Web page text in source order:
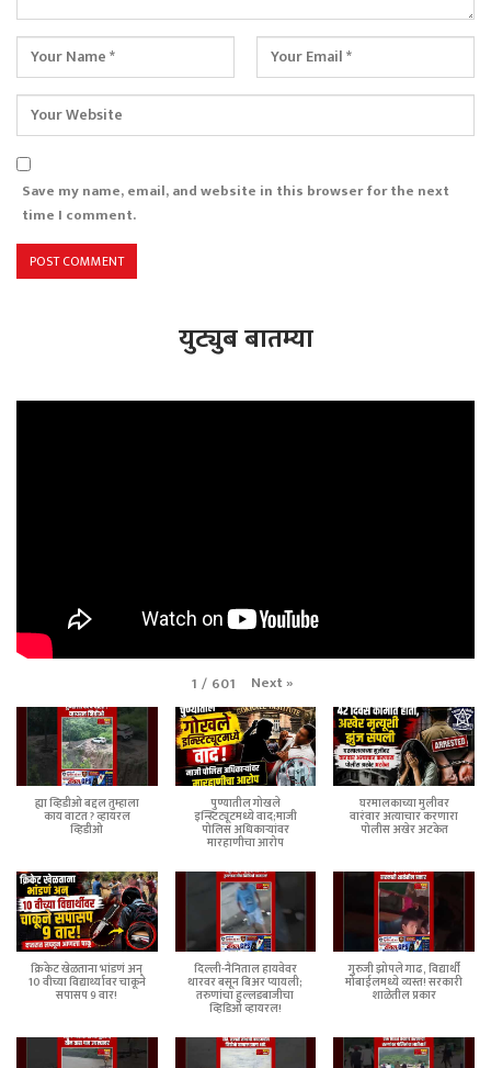
Save my name, email, and website in this browser for the next
time I comment.
युट्युब बातम्या
1 / 601 Next»
ह्या व्हिडीओ बद्दल तुम्हाला
काय वाटत ? व्हायरल
व्हिडीओ
पुण्यातील गोखले
इन्स्टिट्यूटमध्ये वाद;माजी
पोलिस अधिकाऱ्यांवर
मारहाणीचा आरोप
घरमालकाच्या मुलीवर
वारंवार अत्याचार करणारा
पोलीस अखेर अटकेत
क्रिकेट खेळताना भांडणं अन्
10 वीच्या विद्यार्थ्यावर चाकूने
सपासप 9 वार!
दिल्ली-नैनिताल हायवेवर
थारवर बसून बिअर प्यायली;
तरुणांचा हुल्लडबाजीचा
व्हिडिओ व्हायरल!
गुरुजी झोपले गाढ, विद्यार्थी
मोबाईलमध्ये व्यस्त! सरकारी
शाळेतील प्रकार